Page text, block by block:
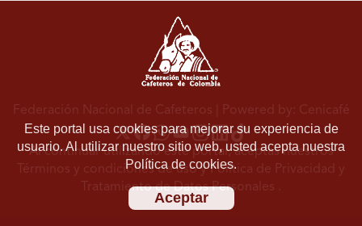
Este portal usa cookies para mejorar su experiencia de
usuario. Al utilizar nuestro sitio web, usted acepta nuestra
Política de cookies.
Aceptar
Federación Nacional de Cafeteros | Powered by: Cenicafé
Al continuar utilizando este portal, aceptas nuestros
Términos y condiciones de usoyPolítica de Privacidad y
Tratamiento de Datos Personales